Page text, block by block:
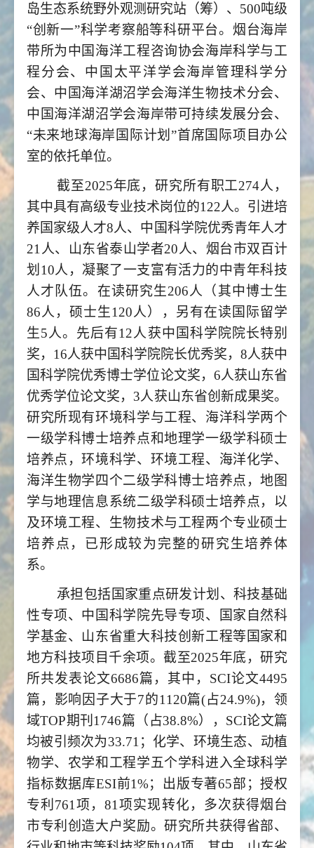
岛生态系统野外观测研究站（筹）、500吨级
“创新一”科学考察船等科研平台。烟台海岸
带所为中国海洋工程咨询协会海岸科学与工
程分会、中国太平洋学会海岸管理科学分
会、中国海洋湖沼学会海洋生物技术分会、
中国海洋湖沼学会海岸带可持续发展分会、
“未来地球海岸国际计划”首席国际项目办公
室的依托单位。
截至2025年底，研究所有职工274人，
其中具有高级专业技术岗位的122人。引进培
养国家级人才8人、中国科学院优秀青年人才
21人、山东省泰山学者20人、烟台市双百计
划10人，凝聚了一支富有活力的中青年科技
人才队伍。在读研究生206人（其中博士生
86人，硕士生120人），另有在读国际留学
生5人。先后有12人获中国科学院院长特别
奖，16人获中国科学院院长优秀奖，8人获中
国科学院优秀博士学位论文奖，6人获山东省
优秀学位论文奖，3人获山东省创新成果奖。
研究所现有环境科学与工程、海洋科学两个
一级学科博士培养点和地理学一级学科硕士
培养点，环境科学、环境工程、海洋化学、
海洋生物学四个二级学科博士培养点，地图
学与地理信息系统二级学科硕士培养点，以
及环境工程、生物技术与工程两个专业硕士
培养点，已形成较为完整的研究生培养体
系。
承担包括国家重点研发计划、科技基础
性专项、中国科学院先导专项、国家自然科
学基金、山东省重大科技创新工程等国家和
地方科技项目千余项。截至2025年底，研究
所共发表论文6686篇，其中，SCI论文4495
篇，影响因子大于7的1120篇(占24.9%)，领
域TOP期刊1746篇（占38.8%），SCI论文篇
均被引频次为33.71；化学、环境生态、动植
物学、农学和工程学五个学科进入全球科学
指标数据库ESI前1%；出版专著65部；授权
专利761项，81项实现转化，多次获得烟台
市专利创造大户奖励。研究所共获得省部、